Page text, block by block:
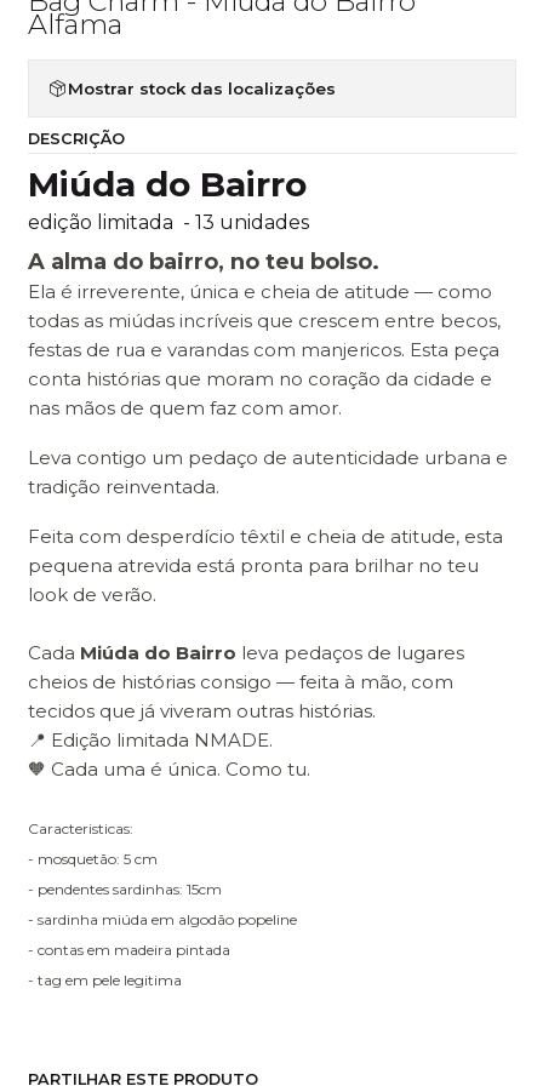
Alfama
Mostrar stock das localizações
DESCRIÇÃO
Miúda do Bairro
edição limitada - 13 unidades
A alma do bairro, no teu bolso.
Ela é irreverente, única e cheia de atitude — como
todas as miúdas incríveis que crescem entre becos,
festas de rua e varandas com manjericos. Esta peça
conta histórias que moram no coração da cidade e
nas mãos de quem faz com amor.
Leva contigo um pedaço de autenticidade urbana e
tradição reinventada.
Feita com desperdício têxtil e cheia de atitude, esta
pequena atrevida está pronta para brilhar no teu
look de verão.
Cada Miúda do Bairro leva pedaços de lugares
cheios de histórias consigo — feita à mão, com
tecidos que já viveram outras histórias.
📍 Edição limitada NMADE.
🧡 Cada uma é única. Como tu.
Caracteristicas:
- mosquetão: 5 cm
- pendentes sardinhas: 15cm
- sardinha miúda em algodão popeline
- contas em madeira pintada
- tag em pele legitima
PARTILHAR ESTE PRODUTO